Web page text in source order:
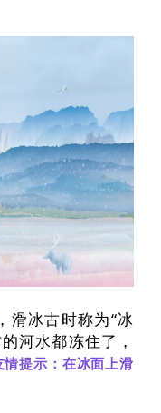
， 滑冰古时称为“冰
河水都冻住了，
情提示：在冰面上滑